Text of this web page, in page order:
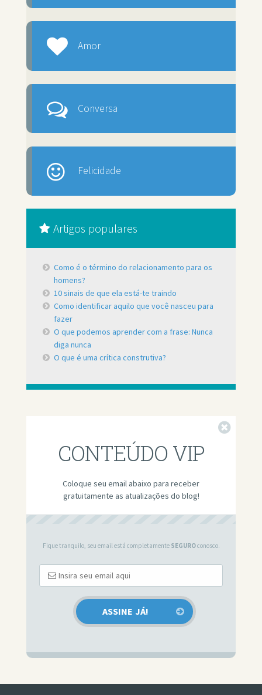
Amor
Conversa
Felicidade
Artigos populares
Como é o término do relacionamento para os
homens?
10 sinais de que ela está-te traindo
Como identificar aquilo que você nasceu para
fazer
O que podemos aprender com a frase: Nunca
diga nunca
O que é uma crítica construtiva?
CONTEÚDO VIP
Coloque seu email abaixo para receber
gratuitamente as atualizações do blog!
Fique tranquilo, seu email está completamente SEGUROconosco.